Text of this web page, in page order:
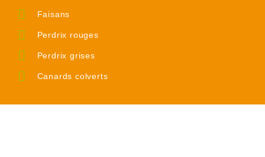
Faisans
Perdrix rouges
Perdrix grises
Canards colverts